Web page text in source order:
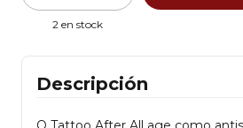
2en stock
Descripción